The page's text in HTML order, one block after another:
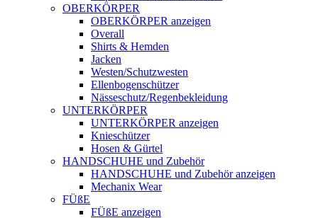
OBERKÖRPER
OBERKÖRPER anzeigen
Overall
Shirts & Hemden
Jacken
Westen/Schutzwesten
Ellenbogenschützer
Nässeschutz/Regenbekleidung
UNTERKÖRPER
UNTERKÖRPER anzeigen
Knieschützer
Hosen & Gürtel
HANDSCHUHE und Zubehör
HANDSCHUHE und Zubehör anzeigen
Mechanix Wear
FÜßE
FÜßE anzeigen